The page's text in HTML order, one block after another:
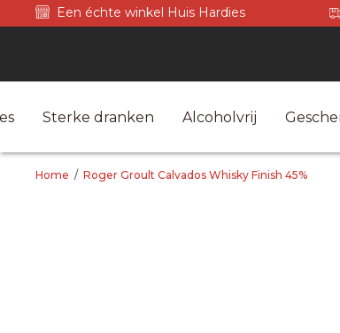
Een échte winkel Huis Hardies
Sterke dranken Alcoholvrij
Home / Roger Groult Calvados Whisky Finish 45%